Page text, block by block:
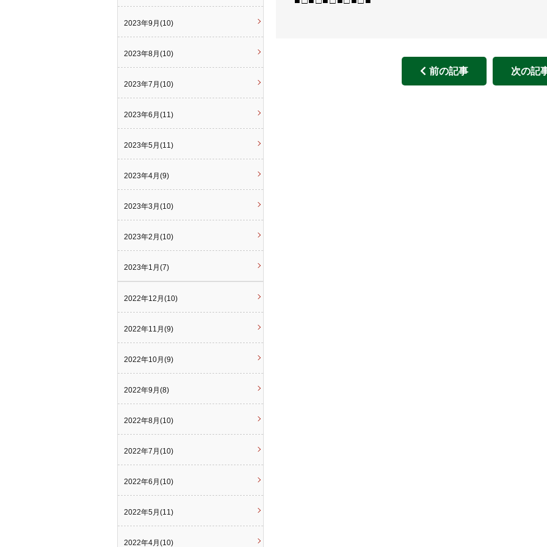
前の記事 次の記
2023年9月(10)
2023年8月(10)
2023年7月(10)
2023年6月(11)
2023年5月(11)
2023年4月(9)
2023年3月(10)
2023年2月(10)
2023年1月(7)
2022年12月(10)
2022年11月(9)
2022年10月(9)
2022年9月(8)
2022年8月(10)
2022年7月(10)
2022年6月(10)
2022年5月(11)
2022年4月(10)